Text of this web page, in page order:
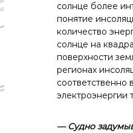
солнце более
понятие
количество
солнце на
поверхности
регионах
соответственно
электроэнергии
— Судно